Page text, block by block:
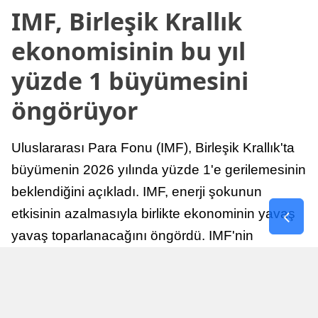
IMF, Birleşik Krallık
ekonomisinin bu yıl
yüzde 1 büyümesini
öngörüyor
Uluslararası Para Fonu (IMF), Birleşik Krallık'ta
büyümenin 2026 yılında yüzde 1'e gerilemesinin
beklendiğini açıkladı. IMF, enerji şokunun
etkisinin azalmasıyla birlikte ekonominin yavaş
yavaş toparlanacağını öngördü. IMF'nin